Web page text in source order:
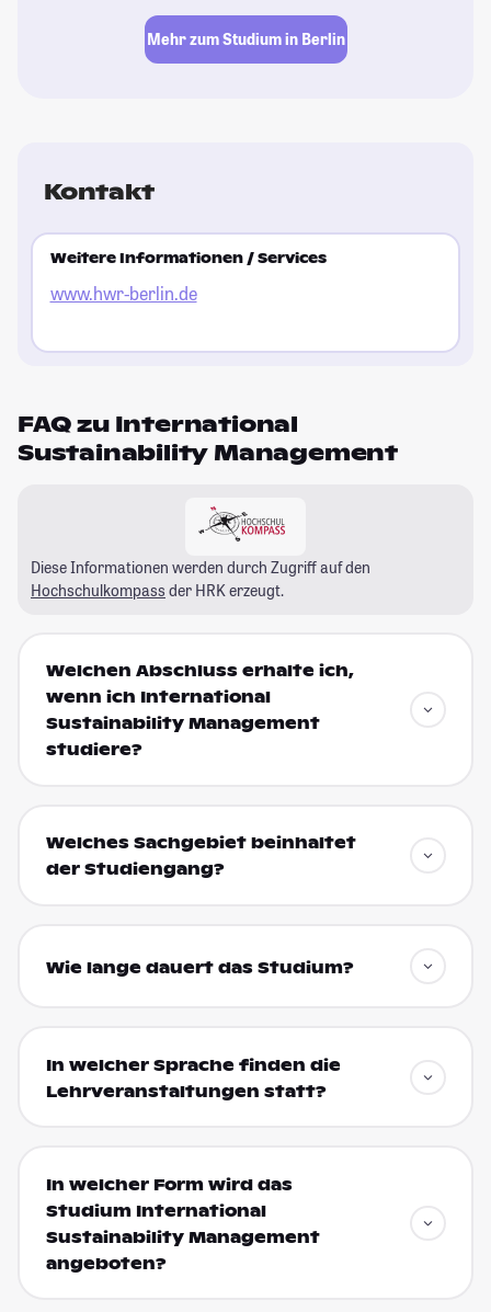
Mehr zum Studium in Berlin
Kontakt
Weitere Informationen / Services
www.hwr-berlin.de
FAQ zu International
Sustainability Management
Diese Informationen werden durch Zugriff auf den
Hochschulkompass der HRK erzeugt.
Welchen Abschluss erhalte ich,
wenn ich International
Sustainability Management
studiere?
Welches Sachgebiet beinhaltet
der Studiengang?
Wie lange dauert das Studium?
In welcher Sprache finden die
Lehrveranstaltungen statt?
In welcher Form wird das
Studium International
Sustainability Management
angeboten?